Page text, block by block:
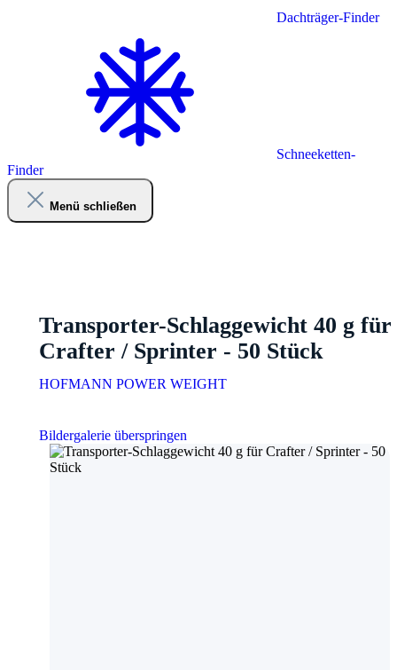
Dachträger-Finder
Schneeketten-
Finder
Menü schließen
Transporter-Schlaggewicht 40 g für
Crafter / Sprinter - 50 Stück
HOFMANN POWER WEIGHT
Bildergalerie überspringen